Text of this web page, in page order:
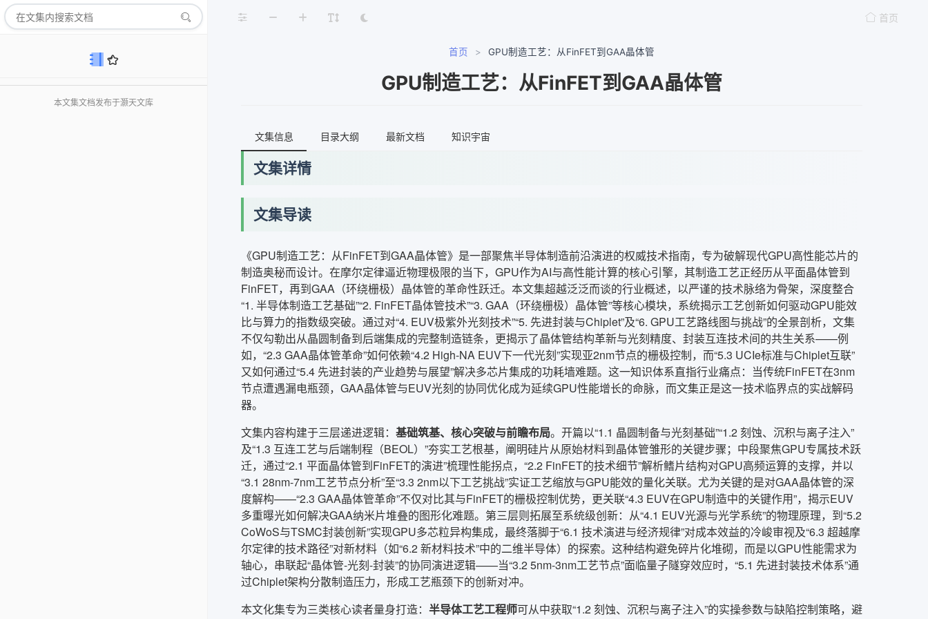
本文集文档发布于灏天文库
首页
首页 > GPU制造工艺：从FinFET到GAA晶体管
GPU制造工艺：从FinFET到GAA晶体管
文集信息 目录大纲 最新文档 知识宇宙
文集详情
文集导读
《GPU制造工艺：从FinFET到GAA晶体管》是一部聚焦半导体制造前沿演进的权威技术指南，专为破解现代GPU高性能芯片的
制造奥秘而设计。在摩尔定律逼近物理极限的当下，GPU作为AI与高性能计算的核心引擎，其制造工艺正经历从平面晶体管到
FinFET，再到GAA（环绕栅极）晶体管的革命性跃迁。本文集超越泛泛而谈的行业概述，以严谨的技术脉络为骨架，深度整合
“1. 半导体制造工艺基础”“2. FinFET晶体管技术”“3. GAA（环绕栅极）晶体管”等核心模块，系统揭示工艺创新如何驱动GPU能效
比与算力的指数级突破。通过对“4. EUV极紫外光刻技术”“5. 先进封装与Chiplet”及“6. GPU工艺路线图与挑战”的全景剖析，文集
不仅勾勒出从晶圆制备到后端集成的完整制造链条，更揭示了晶体管结构革新与光刻精度、封装互连技术间的共生关系——例
如，“2.3 GAA晶体管革命”如何依赖“4.2 High-NA EUV下一代光刻”实现亚2nm节点的栅极控制，而“5.3 UCIe标准与Chiplet互联”
又如何通过“5.4 先进封装的产业趋势与展望”解决多芯片集成的功耗墙难题。这一知识体系直指行业痛点：当传统FinFET在3nm
节点遭遇漏电瓶颈，GAA晶体管与EUV光刻的协同优化成为延续GPU性能增长的命脉，而文集正是这一技术临界点的实战解码
器。
文集内容构建于三层递进逻辑：基础筑基、核心突破与前瞻布局。开篇以“1.1 晶圆制备与光刻基础”“1.2 刻蚀、沉积与离子注入”
及“1.3 互连工艺与后端制程（BEOL）”夯实工艺根基，阐明硅片从原始材料到晶体管雏形的关键步骤；中段聚焦GPU专属技术跃
迁，通过“2.1 平面晶体管到FinFET的演进”梳理性能拐点，“2.2 FinFET的技术细节”解析鳍片结构对GPU高频运算的支撑，并以
“3.1 28nm-7nm工艺节点分析”至“3.3 2nm以下工艺挑战”实证工艺缩放与GPU能效的量化关联。尤为关键的是对GAA晶体管的深
度解构——“2.3 GAA晶体管革命”不仅对比其与FinFET的栅极控制优势，更关联“4.3 EUV在GPU制造中的关键作用”，揭示EUV
多重曝光如何解决GAA纳米片堆叠的图形化难题。第三层则拓展至系统级创新：从“4.1 EUV光源与光学系统”的物理原理，到“5.2
CoWoS与TSMC封装创新”实现GPU多芯粒异构集成，最终落脚于“6.1 技术演进与经济规律”对成本效益的冷峻审视及“6.3 超越摩
尔定律的技术路径”对新材料（如“6.2 新材料技术”中的二维半导体）的探索。这种结构避免碎片化堆砌，而是以GPU性能需求为
轴心，串联起“晶体管-光刻-封装”的协同演进逻辑——当“3.2 5nm-3nm工艺节点”面临量子隧穿效应时，“5.1 先进封装技术体系”通
过Chiplet架构分散制造压力，形成工艺瓶颈下的创新对冲。
本文化集专为三类核心读者量身打造：半导体工艺工程师可从中获取“1.2 刻蚀、沉积与离子注入”的实操参数与缺陷控制策略，避